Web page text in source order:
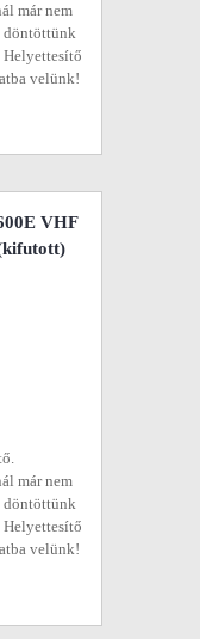
már nem
döntöttünk
Helyettesítő
velünk!
VHF
már nem
döntöttünk
Helyettesítő
velünk!